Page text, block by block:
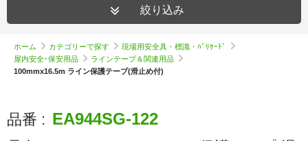
絞り込み
ホーム カテゴリーで探す
現場用安全具・標識・ﾊﾞﾘｹｰﾄﾞ
屋内安全･保安用品
ラインテープ＆関連用品
100mmx16.5m ライン保護テープ(滑止め付)
品番 : EA944SG-122